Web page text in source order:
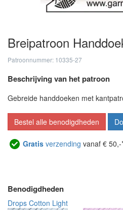
Breipatroon
Patroonnummer: 10335-27
Beschrijving van het patroon
Gebreide handdoeken met
Bestel alle benodigdheden
Gratis verzending vanaf € 50,-
Benodigdheden
Drops Cotton Light